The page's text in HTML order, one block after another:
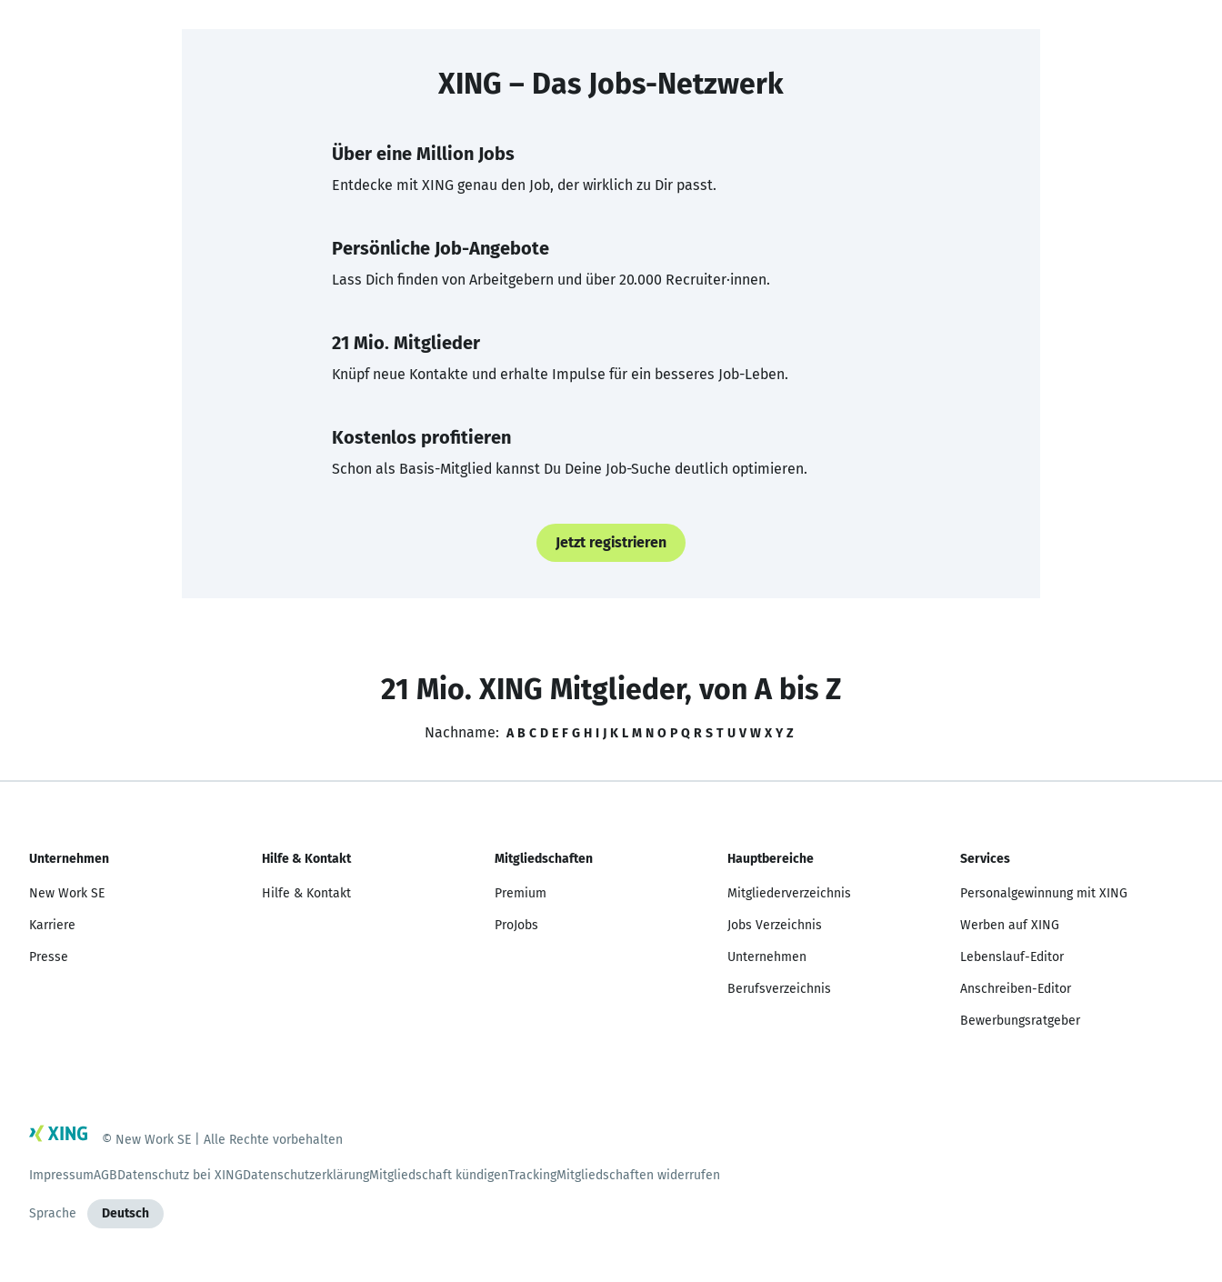
XING – Das Jobs-Netzwerk
Über eine Million Jobs
Entdecke mit XING genau den Job, der wirklich zu Dir passt.
Persönliche Job-Angebote
Lass Dich finden von Arbeitgebern und über 20.000 Recruiter·innen.
21 Mio. Mitglieder
Knüpf neue Kontakte und erhalte Impulse für ein besseres Job-Leben.
Kostenlos profitieren
Schon als Basis-Mitglied kannst Du Deine Job-Suche deutlich optimieren.
Jetzt registrieren
21 Mio. XING Mitglieder, von A bis Z
Nachname: A B C D E F G H I J K L M N O P Q R S T U V W X Y Z
Unternehmen
New Work SE
Karriere
Presse
Hilfe & Kontakt
Hilfe & Kontakt
Mitgliedschaften
Premium
ProJobs
Hauptbereiche
Mitgliederverzeichnis
Jobs Verzeichnis
Unternehmen
Berufsverzeichnis
Services
Personalgewinnung mit XING
Werben auf XING
Lebenslauf-Editor
Anschreiben-Editor
Bewerbungsratgeber
© New Work SE | Alle Rechte vorbehalten
ImpressumAGBDatenschutz bei XINGDatenschutzerklärungMitgliedschaft kündigenTrackingMitgliedschaften widerrufen
Sprache Deutsch